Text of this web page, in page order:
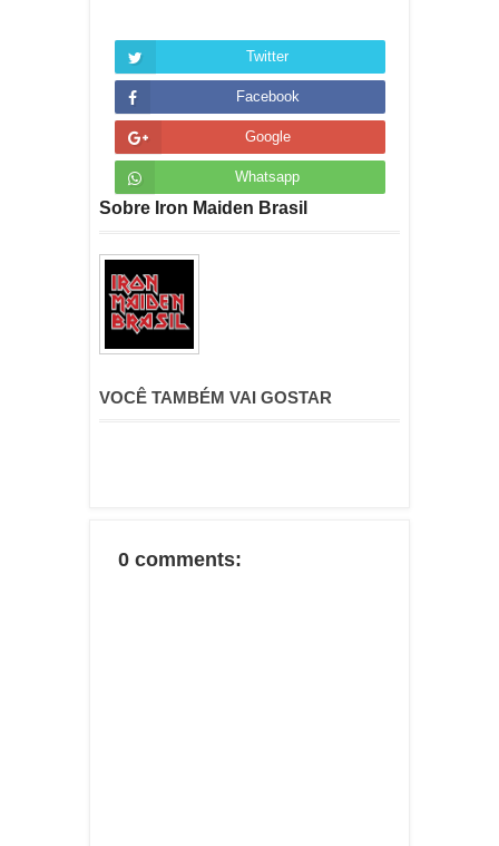
Twitter
Facebook
Google
Whatsapp
Sobre Iron Maiden Brasil
VOCÊ TAMBÉM VAI GOSTAR
0 comments: